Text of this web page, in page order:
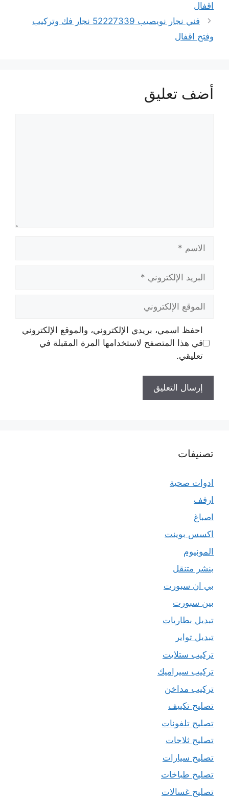
اقفال
فني نجار نويصيب 52227339 نجار فك وتركيب
وفتح اقفال
أضف تعليق
الاسم
البريد
الإلكتروني
الموقع
الإلكتروني
احفظ اسمي، بريدي الإلكتروني، والموقع الإلكتروني
في هذا المتصفح لاستخدامها المرة المقبلة في
تعليقي.
تصنيفات
ادوات صحية
ارفف
اصباغ
اكسس بوينت
المونيوم
بنشر متنقل
بي ان سبورت
بين سبورت
تبديل بطاريات
تبديل تواير
تركيب ستلايت
تركيب سيراميك
تركيب مداخن
تصليح تكييف
تصليح تلفونات
تصليح ثلاجات
تصليح سيارات
تصليح طباخات
تصليح غسالات